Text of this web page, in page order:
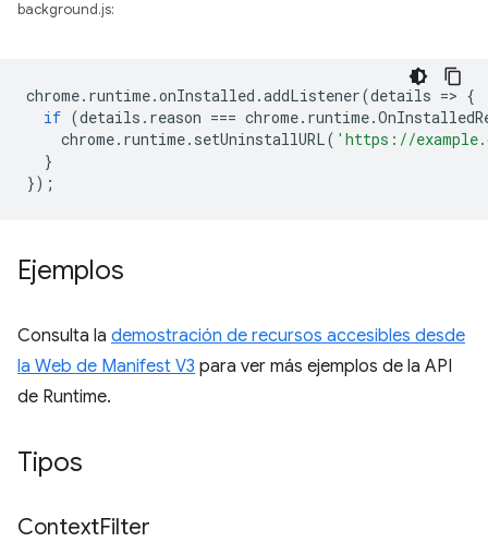
background.js:
chrome. runtime.onInstalled .addListener(details => {
if (details . reason === chrome. runtime.
chrome. runtime. setUninstallURL( 'https://
}
});
Ejemplos
Consulta la demostración de recursos accesibles desde
la Web de Manifest V3 para ver más ejemplos de la API
de Runtime.
Tipos
ContextFilter